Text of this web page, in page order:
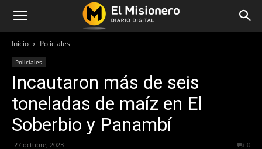
Inicio Policiales
Policiales
Incautaron más de seis
toneladas de maíz en El
Soberbio y Panambí
27 octubre, 2023 0